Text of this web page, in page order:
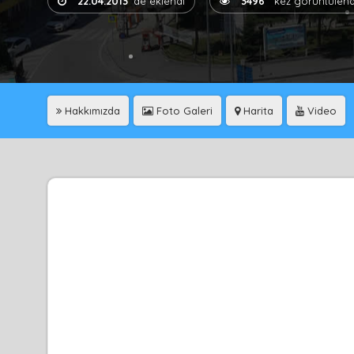
Hakkımızda Foto Galeri Harita Video